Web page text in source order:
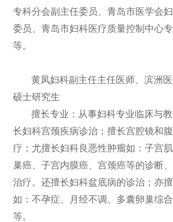
专科分会副主任委员、青岛市医学会
委员、青岛市妇科医疗质量控制中心
等。
黄凤妇科副主任主任医师、滨洲医
硕士研究生
擅长专业：从事妇科专业临床与
长妇科宫颈疾病诊治；擅长宫腔镜和
疗；尤擅长妇科良恶性肿瘤如：子宫
巢癌、子宫内膜癌、宫颈癌等的诊断
治疗。还擅长妇科盆底病的诊治；亦
如：不孕症、月经不调、多囊卵巢综
等。